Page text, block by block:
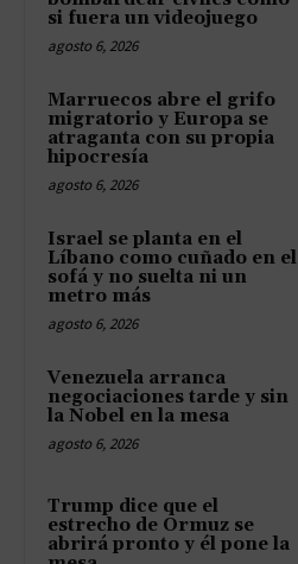
si fuera un videojuego
agosto 6, 2026
Marruecos abre el grifo
migratorio y Europa se
atraganta con su propia
hipocresía
agosto 6, 2026
Israel se planta en el
Líbano como cuñado en el
sofá y no suelta ni un
metro más
agosto 6, 2026
Venezuela arranca
negociaciones tarde y sin
la Nobel en la mesa
agosto 6, 2026
Trump dice que el
estrecho de Ormuz se
abrirá pronto y él pone la